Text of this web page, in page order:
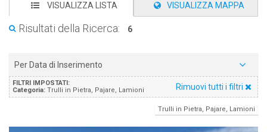
VISUALIZZA LISTA VISUALIZZA MAPPA
Risultati della Ricerca: 6
Per Data di Inserimento
Rimuovi tutti i filtri
FILTRI IMPOSTATI:
Categoria: Trulli in Pietra, Pajare, Lamioni
Trulli in Pietra, Pajare, Lamioni